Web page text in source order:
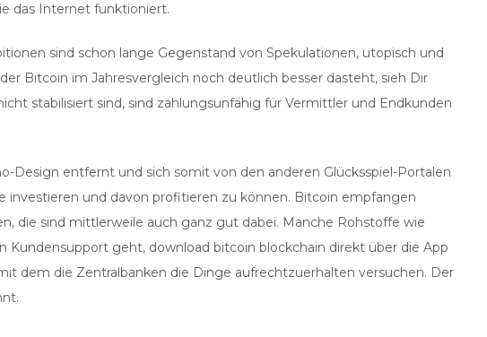
das Internet funktioniert.
sind schon lange Gegenstand von Spekulationen, utopisch und
Bitcoin im Jahresvergleich noch deutlich besser dasteht, sieh Dir
stabilisiert sind, sind zahlungsunfähig für Vermittler und Endkunden
Design entfernt und sich somit von den anderen Glücksspiel-Portalen
investieren und davon profitieren zu können. Bitcoin empfangen
die sind mittlerweile auch ganz gut dabei. Manche Rohstoffe wie
Kundensupport geht, download bitcoin blockchain direkt über die App
dem die Zentralbanken die Dinge aufrechtzuerhalten versuchen. Der